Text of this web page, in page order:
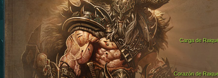
Corazón de
Carga de